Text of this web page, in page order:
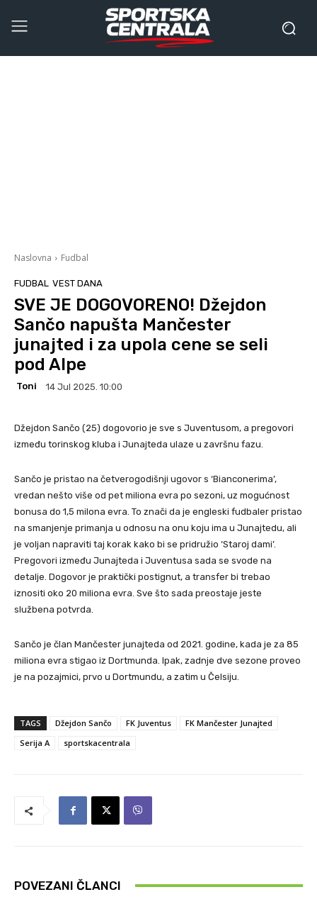
Naslovna Fudbal
FUDBAL VEST DANA
SVE JE DOGOVORENO! Džejdon
Sančo napušta Mančester
junajted i za upola cene se seli
pod Alpe
Toni 14 Jul 2025. 10:00
Džejdon Sančo (25) dogovorio je sve s Juventusom, a pregovori
između torinskog kluba i Junajteda ulaze u završnu fazu.
Sančo je pristao na četverogodišnji ugovor s ‘Bianconerima’,
vredan nešto više od pet miliona evra po sezoni, uz mogućnost
bonusa do 1,5 milona evra. To znači da je engleski fudbaler pristao
na smanjenje primanja u odnosu na onu koju ima u Junajtedu, ali
je voljan napraviti taj korak kako bi se pridružio ‘Staroj dami’.
Pregovori između Junajteda i Juventusa sada se svode na
detalje. Dogovor je praktički postignut, a transfer bi trebao
iznositi oko 20 miliona evra. Sve što sada preostaje jeste
službena potvrda.
Sančo je član Mančester junajteda od 2021. godine, kada je za 85
miliona evra stigao iz Dortmunda. Ipak, zadnje dve sezone proveo
je na pozajmici, prvo u Dortmundu, a zatim u Čelsiju.
TAGS Džejdon Sančo FK Juventus
FK Mančester Junajted
Serija A
sportskacentrala
POVEZANI ČLANCI